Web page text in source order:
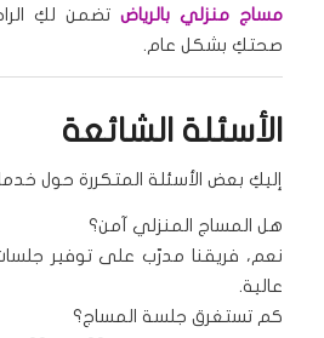
مساج منزلي بالرياضتضمن لكِ
صحتكِ بشكل عام.
الأسئلة الشائعة
إليكِ بعض الأسئلة المتكررة حول
هل المساج المنزلي آمن؟
نعم، فريقنا مدرّب على توفير
عالية.
كم تستغرق جلسة المساج؟